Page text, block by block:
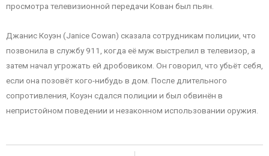
просмотра телевизионной передачи Кован был пьян.
Джанис Коуэн (Janice Cowan) сказала сотрудникам полиции, что
позвонила в службу 911, когда её муж выстрелил в телевизор, а
затем начал угрожать ей дробовиком. Он говорил, что убьёт себя,
если она позовёт кого-нибудь в дом. После длительного
сопротивления, Коуэн сдался полиции и был обвинён в
непристойном поведении и незаконном использовании оружия.